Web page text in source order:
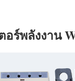
อร์พลังงาน